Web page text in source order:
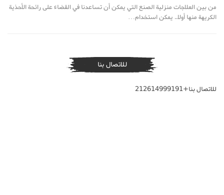
من بين العلاجات منزلية الصنع التي يمكن أن تساعدنا في القضاء على رائحة الأحذية
الكريهة منها أولا.. يمكن استخدام…
للاتصال بنا
للاتصال بنا+212614999191